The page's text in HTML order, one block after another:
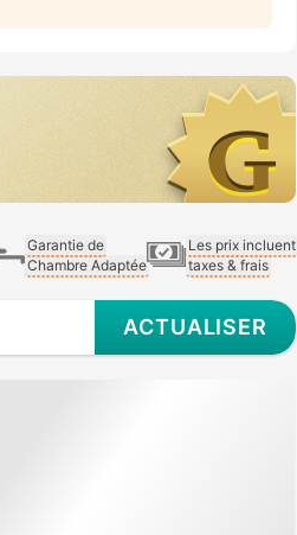
Garantie de
Chambre Adaptée
Les prix incluent
taxes & frais
ACTUALISER